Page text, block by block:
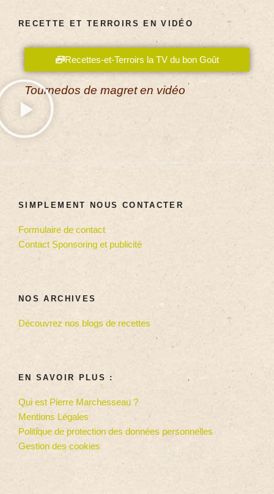
RECETTE ET TERROIRS EN VIDÉO
Recettes-et-Terroirs la TV du bon Goût
Tournedos de magret en vidéo
SIMPLEMENT NOUS CONTACTER
Formulaire de contact
Contact Sponsoring et publicité
NOS ARCHIVES
Découvrez nos blogs de recettes
EN SAVOIR PLUS :
Qui est Pierre Marchesseau ?
Mentions Légales
Politique de protection des données personnelles
Gestion des cookies